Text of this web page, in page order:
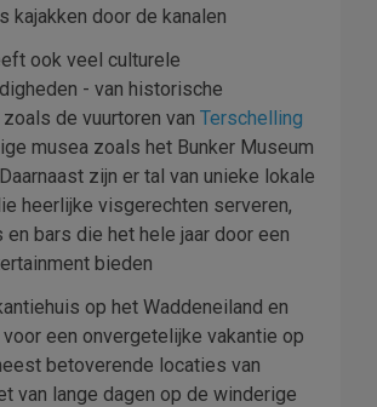
kajakken door de kanalen
ook veel culturele
- van historische
de vuurtoren van Terschelling
musea zoals het Bunker Museum
zijn er tal van unieke lokale
heerlijke visgerechten serveren,
bars die het hele jaar door een
bieden
op het Waddeneiland en
voor een onvergetelijke vakantie op
betoverende locaties van
van lange dagen op de winderige